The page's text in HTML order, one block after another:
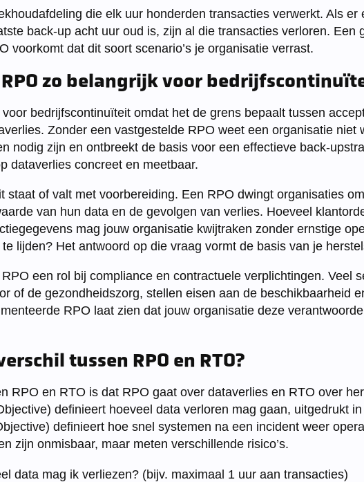
die elk uur honderden transacties verwerkt. Als er
back-up acht uur oud is, zijn al die transacties verloren. Een
voorkomt dat dit soort scenario’s je organisatie verrast.
zo belangrijk voor
bedrijfscontinuïteit omdat het de grens bepaalt tussen
Zonder een vastgestelde RPO weet een organisatie niet
nodig zijn en ontbreekt de basis voor een effectieve back-
dataverlies concreet en meetbaar.
staat of valt met voorbereiding. Een RPO dwingt organisaties
van hun data en de gevolgen van verlies. Hoeveel
mag jouw organisatie kwijtraken zonder ernstige
lijden? Het antwoord op die vraag vormt de basis van je
een rol bij compliance en contractuele verplichtingen. Veel
of de gezondheidszorg, stellen eisen aan de beschikbaarheid
RPO laat zien dat jouw organisatie deze
tussen RPO en RTO?
RPO en RTO is dat RPO gaat over dataverlies en RTO over
definieert hoeveel data verloren mag gaan, uitgedrukt
definieert hoe snel systemen na een incident weer
zijn onmisbaar, maar meten verschillende risico’s.
data mag ik verliezen? (bijv. maximaal 1 uur aan transacties)